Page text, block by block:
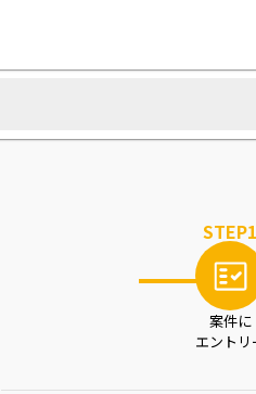
STEP1
案件に
エントリ